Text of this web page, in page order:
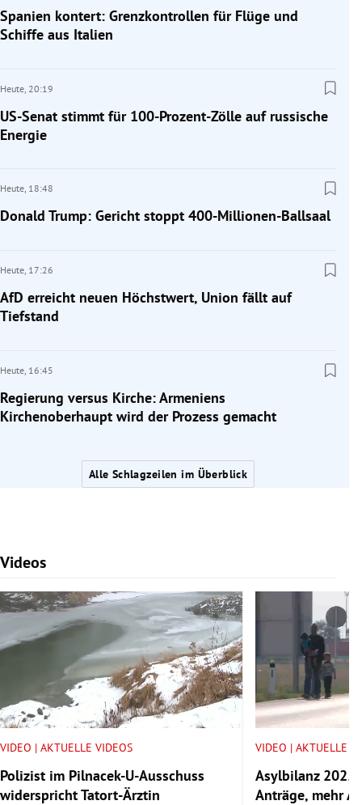
Spanien kontert: Grenzkontrollen für Flüge und
Schiffe aus Italien
Heute, 20:19
US-Senat stimmt für 100-Prozent-Zölle auf russische
Energie
Heute, 18:48
Donald Trump: Gericht stoppt 400-Millionen-Ballsaal
Heute, 17:26
AfD erreicht neuen Höchstwert, Union fällt auf
Tiefstand
Heute, 16:45
Regierung versus Kirche: Armeniens
Kirchenoberhaupt wird der Prozess gemacht
Alle Schlagzeilen im Überblick
Videos
Slide 1 von 7
VIDEO | AKTUELLE VIDEOS
Polizist im Pilnacek-U-Ausschuss
widerspricht Tatort-Ärztin
VIDEO | AKTUELLE
Asylbilanz
Anträge, mehr